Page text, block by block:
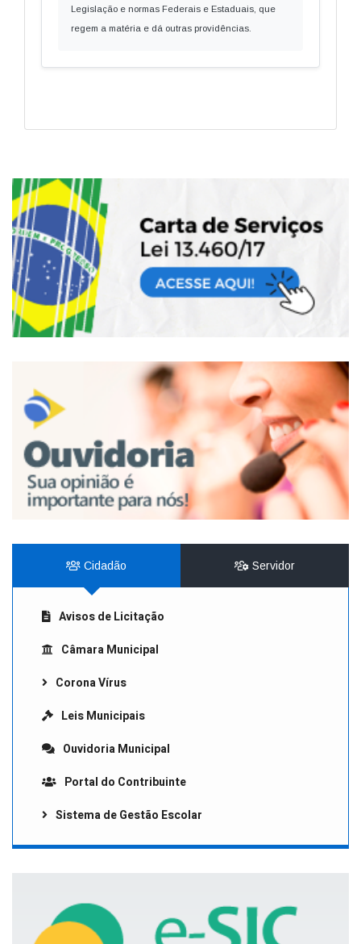
Legislação e normas Federais e Estaduais, que
regem a matéria e dá outras providências.
Cidadão Servidor
Avisos de Licitação
Câmara Municipal
Corona Vírus
Leis Municipais
Ouvidoria Municipal
Portal do Contribuinte
Sistema de Gestão Escolar